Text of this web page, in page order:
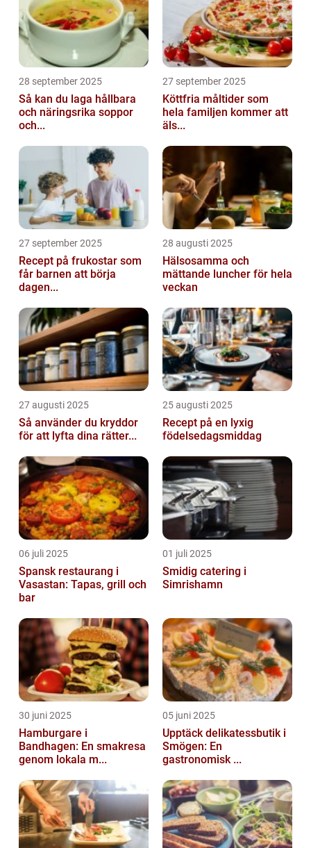
28 september 2025
Så kan du laga hållbara
och näringsrika soppor
och...
27 september 2025
Köttfria måltider som
hela familjen kommer att
äls...
27 september 2025
Recept på frukostar som
får barnen att börja
dagen...
28 augusti 2025
Hälsosamma och
mättande luncher för hela
veckan
27 augusti 2025
Så använder du kryddor
för att lyfta dina rätter...
25 augusti 2025
Recept på en lyxig
födelsedagsmiddag
06 juli 2025
Spansk restaurang i
Vasastan: Tapas, grill och
bar
01 juli 2025
Smidig catering i
Simrishamn
30 juni 2025
Hamburgare i
Bandhagen: En smakresa
genom lokala m...
05 juni 2025
Upptäck delikatessbutik i
Smögen: En
gastronomisk ...